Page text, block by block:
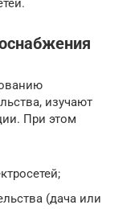
изучают
При этом
(дача или